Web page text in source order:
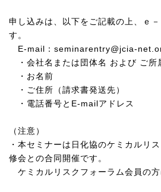
申し込みは、以下をご記載の上、ｅ
す。
E-mail ： seminarentry@jcia-
・会社名または団体名 および ご所
・お名前
・ご住所（請求書発送先）
・電話番号と E-mailアドレス
（注意）
・本セミナーは日化協のケミカルリ
修会との合同開催です。
ケミカルリスクフォーラム会員の方